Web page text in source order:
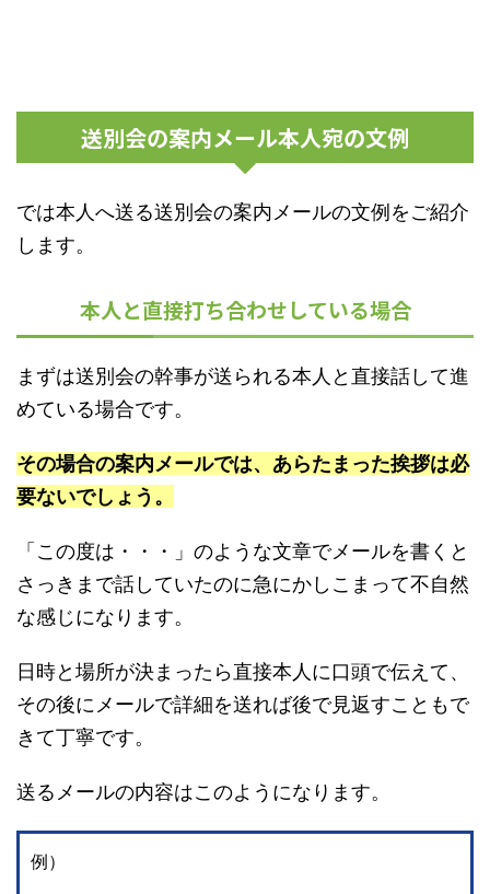
送別会の案内メール本人宛の文例
では本人へ送る送別会の案内メールの文例をご紹介
します。
本人と直接打ち合わせしている場合
まずは送別会の幹事が送られる本人と直接話して進
めている場合です。
その場合の案内メールでは、あらたまった挨拶は必
要ないでしょう。
「この度は・・・」のような文章でメールを書くと
さっきまで話していたのに急にかしこまって不自然
な感じになります。
日時と場所が決まったら直接本人に口頭で伝えて、
その後にメールで詳細を送れば後で見返すこともで
きて丁寧です。
送るメールの内容はこのようになります。
例）